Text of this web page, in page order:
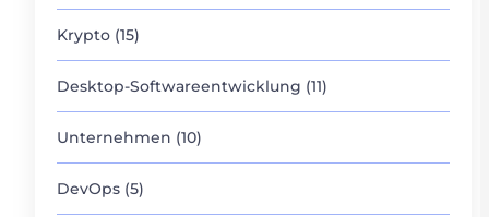
Krypto (15)
Desktop-Softwareentwicklung (11)
Unternehmen (10)
DevOps (5)